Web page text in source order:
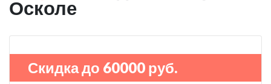
Осколе
Скидка до 60000 руб.